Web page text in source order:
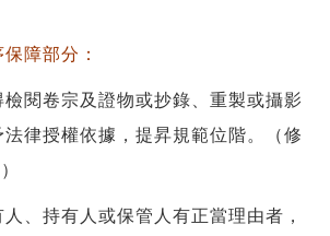
障部分：
閱卷宗及證物或抄錄、重製或攝影
律授權依據，提昇規範位階。（修
、持有人或保管人有正當理由者，